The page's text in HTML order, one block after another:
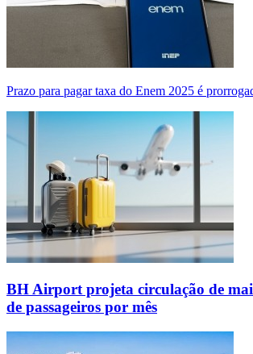
Prazo para pagar taxa do Enem 2025 é
BH Airport projeta circulação de
de passageiros por mês